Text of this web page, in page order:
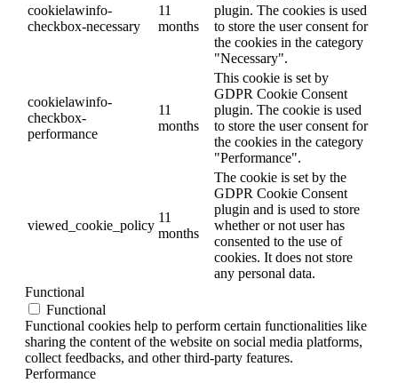
cookielawinfo-
checkbox-necessary
11
months
plugin. The cookies is used
to store the user consent for
the cookies in the category
"Necessary".
cookielawinfo-
checkbox-
performance
11
months
This cookie is set by
GDPR Cookie Consent
plugin. The cookie is used
to store the user consent for
the cookies in the category
"Performance".
viewed_cookie_policy
11
months
The cookie is set by the
GDPR Cookie Consent
plugin and is used to store
whether or not user has
consented to the use of
cookies. It does not store
any personal data.
Functional
Functional
Functional cookies help to perform certain functionalities like
sharing the content of the website on social media platforms,
collect feedbacks, and other third-party features.
Performance